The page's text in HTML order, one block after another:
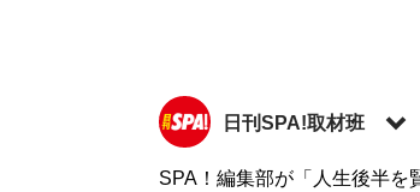
日刊SPA!取材班
SPA！編集部が「人生後半を